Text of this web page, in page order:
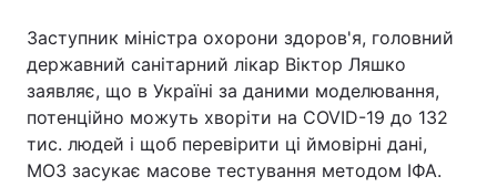
Заступник міністра охорони здоров'я, головний
державний санітарний лікар Віктор Ляшко
заявляє, що в Україні за даними моделювання,
потенційно можуть хворіти на COVID-19 до 132
тис. людей і щоб перевірити ці ймовірні дані,
МОЗ засукає масове тестування методом ІФА.